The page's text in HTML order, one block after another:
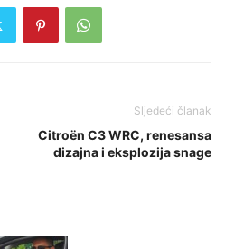
Sljedeći članak
Citroën C3 WRC, renesansa
dizajna i eksplozija snage